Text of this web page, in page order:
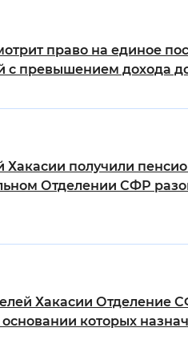
право на единое
с превышением дохода
Хакасии получили
Отделении СФР
Хакасии Отделение
которых